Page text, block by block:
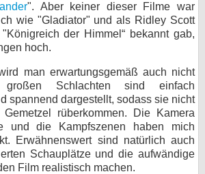
". Aber keiner dieser Filme war
wie "Gladiator" und als Ridley Scott
der Himmel“ bekannt gab,
hoch.
man erwartungsgemäß auch nicht
Schlachten sind einfach
spannend dargestellt, sodass sie nicht
rüberkommen. Die Kamera
und die Kampfszenen haben mich
Erwähnenswert sind natürlich auch
Schauplätze und die aufwändige
Film realistisch machen.